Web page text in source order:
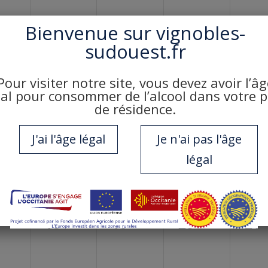
évènement,évènement,évènement,
0
évènement,
0
évènement,
12
0
évènement,
0
0
18
0
19
0
20
0
21
Bienvenue survignobles-
sudouest.fr
visiter notre site, vous devez avoir
pour consommer de l’alcool dans votre
de résidence.
J'ai l'âge légal
Je n'ai pas l'âge
légal